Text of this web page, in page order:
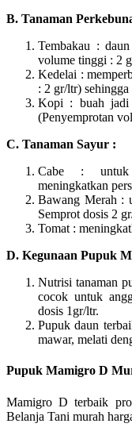
B. Tanaman
Tembakau :
volume tinggi : 2
Kedelai :
: 2 gr/ltr)
Kopi : buah jadi
(Penyemprotan
C. Tanaman Sayur :
Cabe : untuk
meningkatkan
Bawang Merah :
Semprot dosis 2
Tomat :
D. Kegunaan Pupuk
Nutrisi tanaman
cocok untuk
dosis 1gr/ltr.
Pupuk daun
mawar, melati
Pupuk Mamigro D
Mamigro D terbaik
Belanja Tani murah